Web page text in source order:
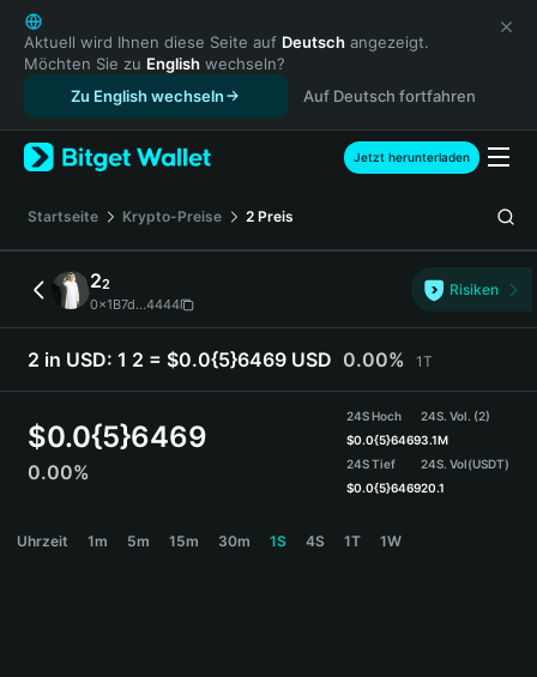
English
日本語
Tiếng Việt
Русский
Español (Latinoamérica)
Türkçe
Français
Deutsch
简体中文
繁體中文
Português (Portugal)
Bahasa Indonesia
ภาษาไทย
Español
Español (Argentina)
Aktuell wird Ihnen diese Seite auf Deutsch angezeigt.
Möchten Sie zu English wechseln?
Zu English wechseln
Auf Deutsch fortfahren
Jetzt herunterladen
Startseite Krypto-Preise 2 Preis
22
0x1B7d...4444
Risiken
2 in USD: 1 2 = $0.0{5}6469 USD 0.00% 1T
$0.0{5}6469
0.00%
24S Hoch
$0.0{5}6469
24S Tief
$0.0{5}6469
24S. Vol. (2)
3.1M
24S. Vol(USDT)
20.1
Uhrzeit 1m 5m 15m 30m 1S 4S 1T 1W